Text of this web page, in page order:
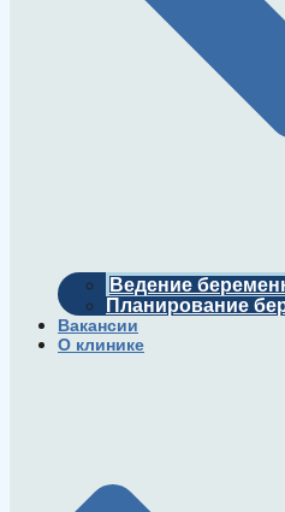
Ведение
Планирование
Вакансии
О клинике